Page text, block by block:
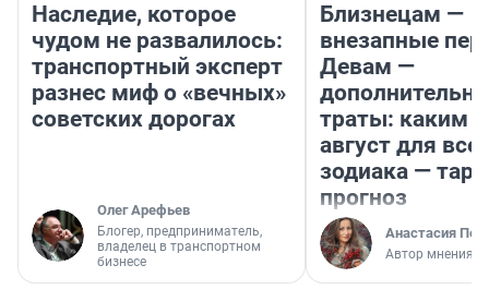
Наследие, которое
чудом не развалилось:
транспортный эксперт
разнес миф о «вечных»
советских дорогах
Олег Арефьев
Блогер, предприниматель,
владелец в транспортном
бизнесе
Близнецам —
внезапные
Девам —
траты: каким
август для
зодиака —
прогноз
Анастасия
Автор мнения